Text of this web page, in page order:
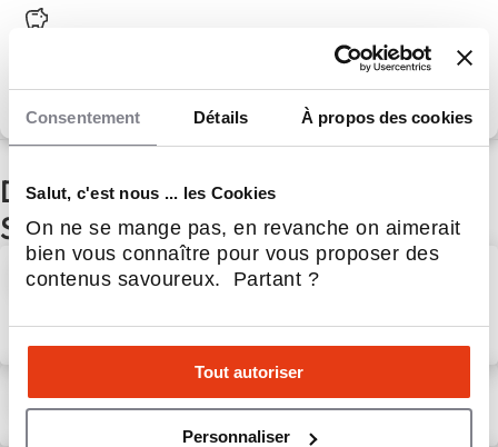
Consentement Détails À propos des cookies
Salut, c'est nous ... les Cookies
On ne se mange pas, en revanche on aimerait
bien vous connaître pour vous proposer des
contenus savoureux. Partant ?
Tout autoriser
Personnaliser
Découvrir le réseau
D'autres actualités du secteur
Service aux entreprises
Nouvelle implantation à
Rennes : David Bocher rejoint
le réseau Litha Espresso
31 Juil 2026Service aux entreprises
Vu dans le réseau
6 Août 2026 Service aux entreprises